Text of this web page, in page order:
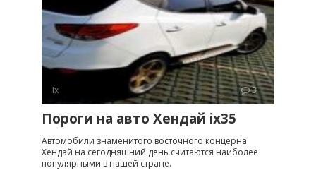
ix 3
Пороги на авто Хендай ix35
Автомобили знаменитого восточного концерна
Хендай на сегодняшний день считаются наиболее
популярными в нашей стране.